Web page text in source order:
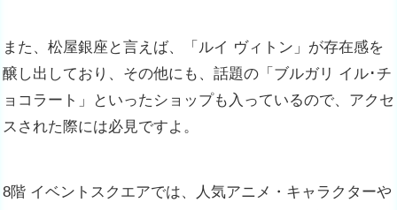
また、松屋銀座と言えば、「ルイ ヴィトン」が存在感を
醸し出しており、その他にも、話題の「ブルガリ イル･チ
ョコラート」といったショップも入っているので、アクセ
スされた際には必見ですよ。
8階 イベントスクエアでは、人気アニメ・キャラクターや